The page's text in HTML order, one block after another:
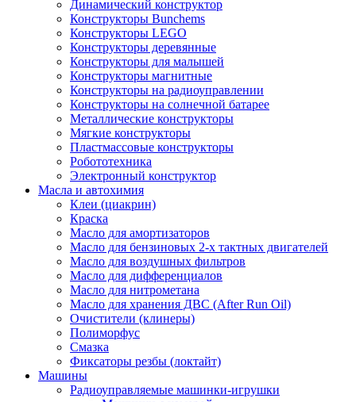
Динамический конструктор
Конструкторы Bunchems
Конструкторы LEGO
Конструкторы деревянные
Конструкторы для малышей
Конструкторы магнитные
Конструкторы на радиоуправлении
Конструкторы на солнечной батарее
Металлические конструкторы
Мягкие конструкторы
Пластмассовые конструкторы
Робототехника
Электронный конструктор
Масла и автохимия
Клеи (циакрин)
Краска
Масло для амортизаторов
Масло для бензиновых 2-х тактных двигателей
Масло для воздушных фильтров
Масло для дифференциалов
Масло для нитрометана
Масло для хранения ДВС (After Run Oil)
Очистители (клинеры)
Полиморфус
Смазка
Фиксаторы резбы (локтайт)
Машины
Радиоуправляемые машинки-игрушки